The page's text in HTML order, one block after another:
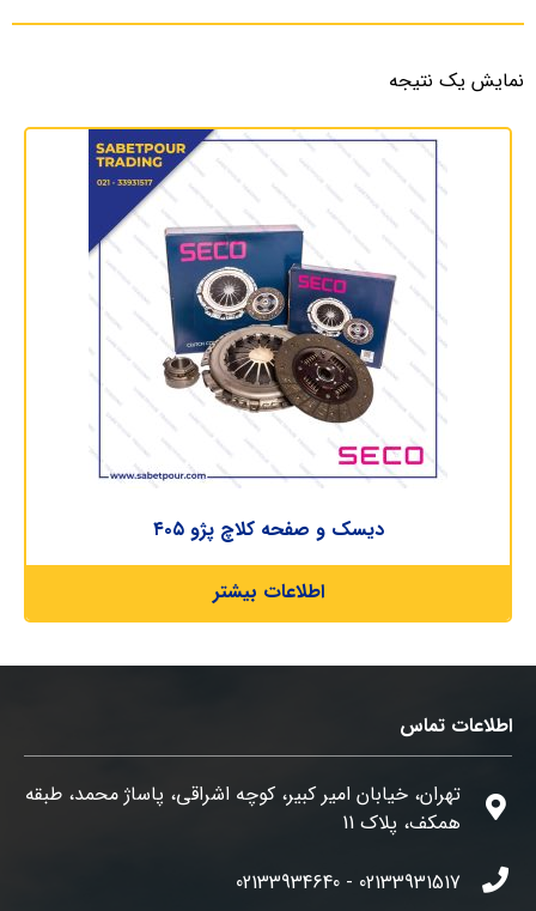
نمایش یک نتیجه
دیسک و صفحه کلاچ پژو ۴۰۵
اطلاعات بیشتر
اطلاعات تماس
تهران، خیابان امیر کبیر، کوچه اشراقی، پاساژ محمد، طبقه
همکف، پلاک 11
02133931517 - 02133934640